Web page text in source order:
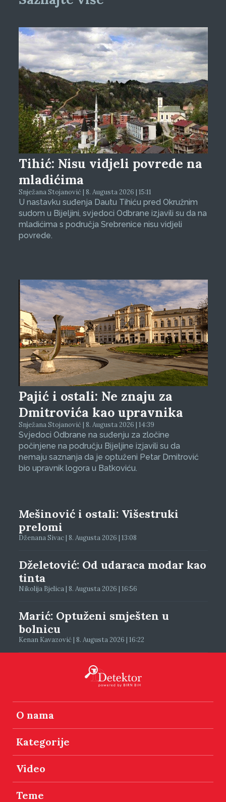
Tihić: Nisu vidjeli povrede na
mladićima
Snježana Stojanović | 8. Augusta 2026 | 15:11
U nastavku suđenja Dautu Tihiću pred Okružnim
sudom u Bijeljini, svjedoci Odbrane izjavili su da na
mladićima s područja Srebrenice nisu vidjeli
povrede.
Pajić i ostali: Ne znaju za
Dmitrovića kao upravnika
Snježana Stojanović | 8. Augusta 2026 | 14:39
Svjedoci Odbrane na suđenju za zločine
počinjene na području Bijeljine izjavili su da
nemaju saznanja da je optuženi Petar Dmitrović
bio upravnik logora u Batkoviću.
Mešinović i ostali: Višestruki
prelomi
Dženana Sivac | 8. Augusta 2026 | 13:08
Dželetović: Od udaraca modar kao
tinta
Nikolija Bjelica | 8. Augusta 2026 | 16:56
Marić: Optuženi smješten u
bolnicu
Kenan Kavazović | 8. Augusta 2026 | 16:22
O nama
Kategorije
Video
Teme